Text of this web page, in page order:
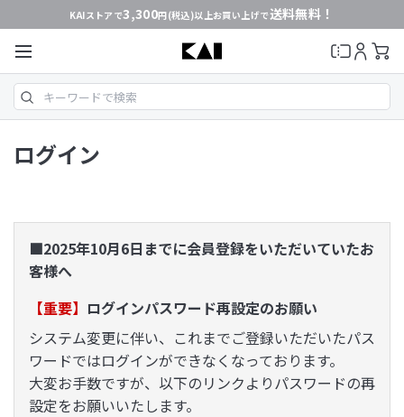
KAIストアで3,300円(税込)以上お買い上げで送料無料！
ログイン
■2025年10月6日までに会員登録をいただいていたお
客様へ
【重要】 ログインパスワード再設定のお願い
システム変更に伴い、これまでご登録いただいたパス
ワードではログインができなくなっております。
大変お手数ですが、以下のリンクよりパスワードの再
設定をお願いいたします。